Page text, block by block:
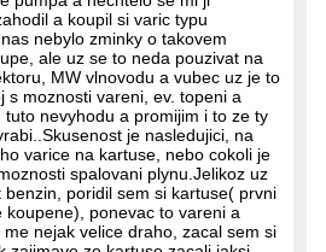
a koupil si varic typu
nebylo zminky o takovem
ale uz se to neda pouzivat na
MW vlnovodu a vubec uz je to
s moznosti vareni, ev. topeni a
tuto nevyhodu a promijim i to ze ty
je nasledujici, na
varice na kartuse, nebo cokoli je
spalovani plynu.Jelikoz uz
poridil sem si kartuse( prvni
koupene), ponevac to vareni a
nejak velice draho, zacal sem si